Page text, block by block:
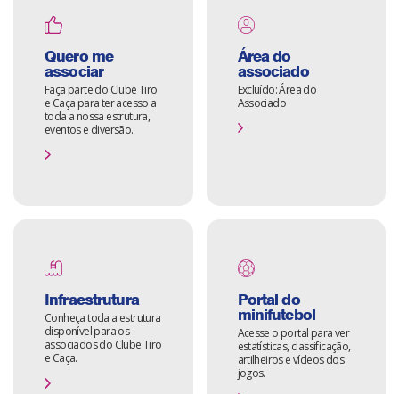
Quero me
associar
Faça parte do Clube Tiro
e Caça para ter acesso a
toda a nossa estrutura,
eventos e diversão.
Área do
associado
Excluído: Área do
Associado
Infraestrutura
Conheça toda a estrutura
disponível para os
associados do Clube Tiro
e Caça.
Portal do
minifutebol
Acesse o portal para ver
estatísticas, classificação,
artilheiros e vídeos dos
jogos.